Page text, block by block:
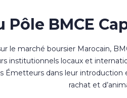
Pôle BMCE
le marché boursier Marocain,
institutionnels locaux et
Émetteurs dans leur
rachat et